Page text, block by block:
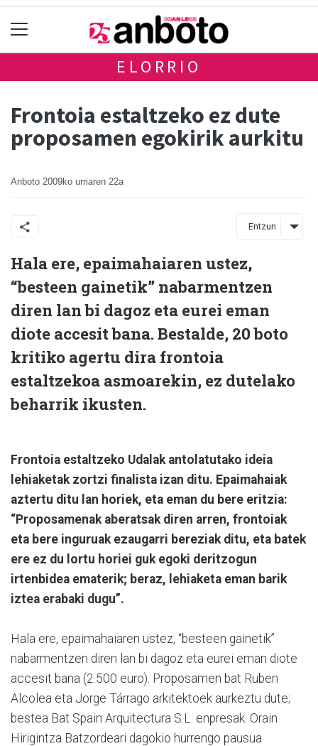
ELORRIO
Frontoia estaltzeko ez dute
proposamen egokirik aurkitu
Anboto 2009ko urriaren 22a
Entzun
Hala ere, epaimahaiaren ustez,
“besteen gainetik” nabarmentzen
diren lan bi dagoz eta eurei eman
diote accesit bana. Bestalde, 20 boto
kritiko agertu dira frontoia
estaltzekoa asmoarekin, ez dutelako
beharrik ikusten.
Frontoia estaltzeko Udalak antolatutako ideia
lehiaketak zortzi finalista izan ditu. Epaimahaiak
aztertu ditu lan horiek, eta eman du bere eritzia:
“Proposamenak aberatsak diren arren, frontoiak
eta bere inguruak ezaugarri bereziak ditu, eta batek
ere ez du lortu horiei guk egoki deritzogun
irtenbidea ematerik; beraz, lehiaketa eman barik
iztea erabaki dugu”.
Hala ere, epaimahaiaren ustez, “besteen gainetik”
nabarmentzen diren lan bi dagoz eta eurei eman diote
accesit bana (2.500 euro). Proposamen bat Ruben
Alcolea eta Jorge Tárrago arkitektoek aurkeztu dute;
bestea Bat Spain Arquitectura S.L. enpresak. Orain
Hirigintza Batzordeari dagokio hurrengo pausua